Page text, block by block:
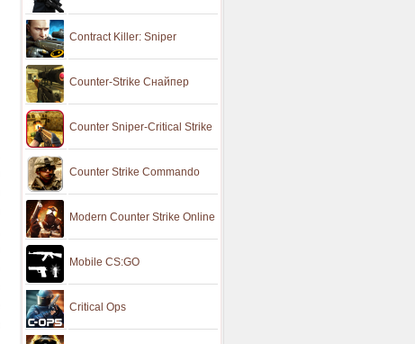
Contract Killer: Sniper
Counter-Strike Снайпер
Counter Sniper-Critical Strike
Counter Strike Commando
Modern Counter Strike Online
Mobile CS:GO
Critical Ops